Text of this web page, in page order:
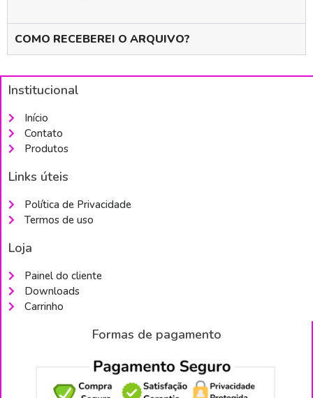
COMO RECEBEREI O ARQUIVO?
Institucional
Início
Contato
Produtos
Links úteis
Política de Privacidade
Termos de uso
Loja
Painel do cliente
Downloads
Carrinho
Formas de pagamento